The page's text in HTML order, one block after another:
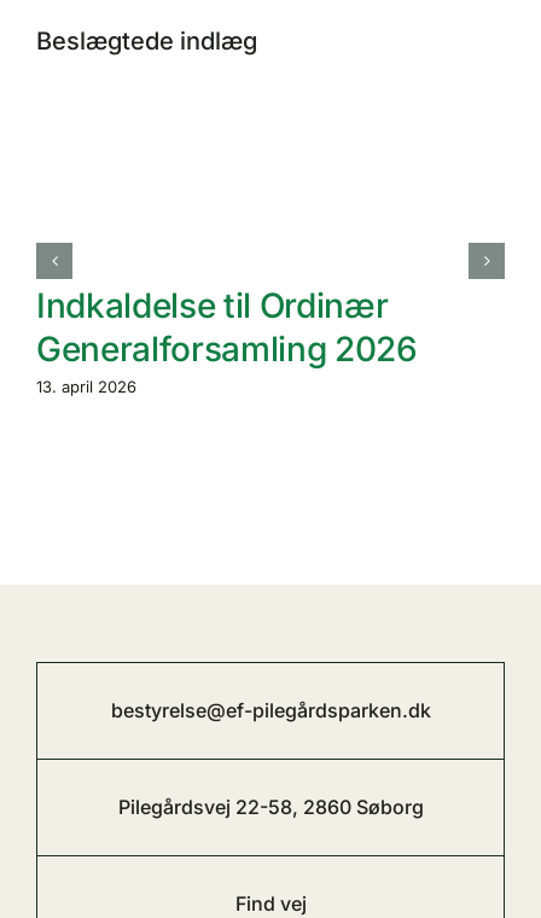
Beslægtede indlæg
Indkaldelse til Ordinær
Generalforsamling 2026
13. april 2026
bestyrelse@ef-pilegårdsparken.dk
Pilegårdsvej 22-58, 2860 Søborg
Find vej